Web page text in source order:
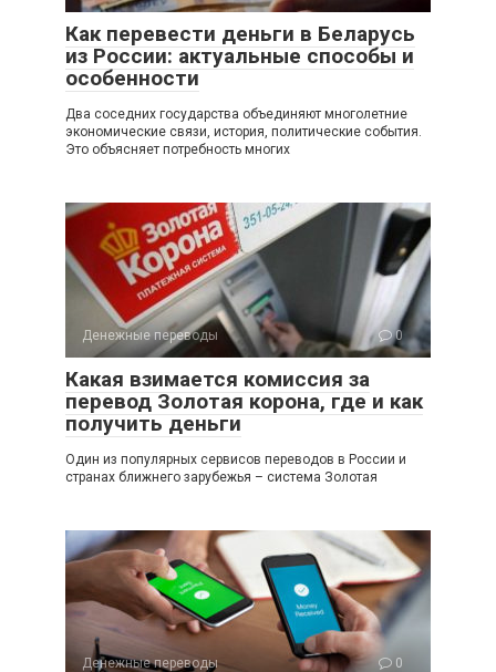
Как перевести деньги в Беларусь
из России: актуальные способы и
особенности
Два соседних государства объединяют многолетние
экономические связи, история, политические события.
Это объясняет потребность многих
Денежные переводы 0
Какая взимается комиссия за
перевод Золотая корона, где и как
получить деньги
Один из популярных сервисов переводов в России и
странах ближнего зарубежья – система Золотая
Денежные переводы 0